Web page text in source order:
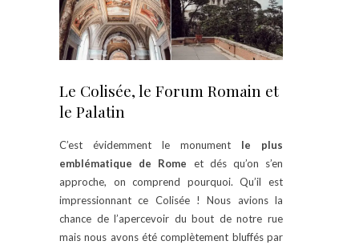
Le Colisée, le Forum Romain et
le Palatin
C’est évidemment le monument le plus
emblématique de Rome et dés qu’on s’en
approche, on comprend pourquoi. Qu’il est
impressionnant ce Colisée ! Nous avions la
chance de l’apercevoir du bout de notre rue
mais nous avons été complètement bluffés par